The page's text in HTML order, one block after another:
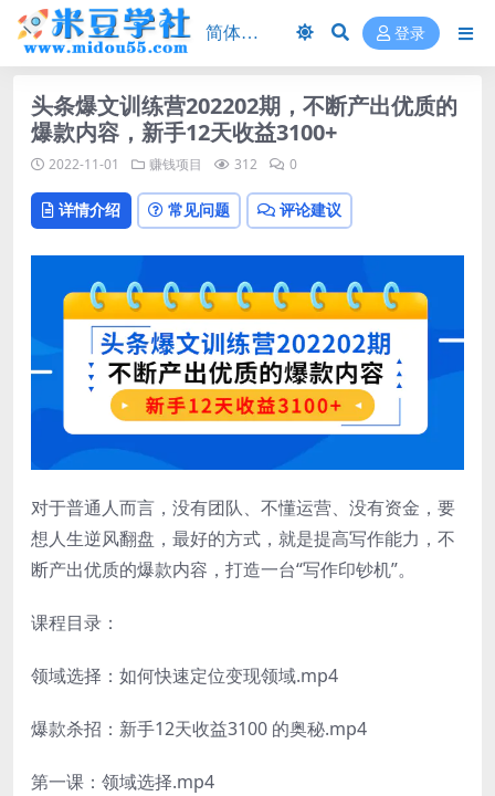
登录
头条爆文训练营202202期，不断产出优质的
爆款内容，新手12天收益3100+
2022-11-01 赚钱项目 312 0
详情介绍 常见问题 评论建议
对于普通人而言，没有团队、不懂运营、没有资金，要
想人生逆风翻盘，最好的方式，就是提高写作能力，不
断产出优质的爆款内容，打造一台“写作印钞机”。
课程目录：
领域选择：如何快速定位变现领域.mp4
爆款杀招：新手12天收益3100 的奥秘.mp4
第一课：领域选择.mp4